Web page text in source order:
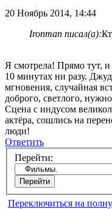
20 Ноябрь 2014, 14:44
Ironman писал(а):
Я смотрела! Прямо тут,
10 минутах ни разу.
мгновения, случайная
доброго, светлого,
Сцена с индусом
актёра, сошлись на
люди!
Ответить
Перейти:
Переключиться на